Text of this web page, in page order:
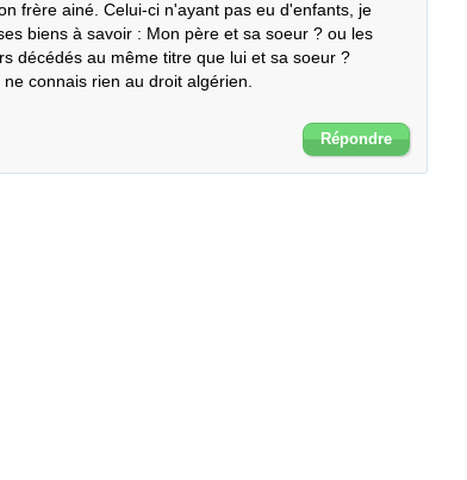
frère ainé. Celui-ci n'ayant pas eu d'enfants, je
biens à savoir : Mon père et sa soeur ? ou les
décédés au même titre que lui et sa soeur ?
connais rien au droit algérien.
Répondre